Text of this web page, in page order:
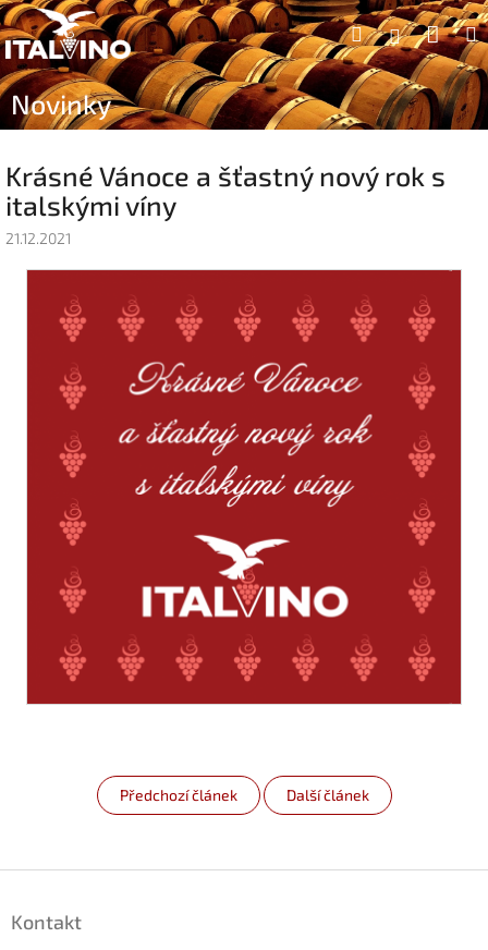
Přejít
na
obsah
Hledat
Novinky
Krásné Vánoce a šťastný nový rok s
italskými víny
21.12.2021
Předchozí článek Další článek
Kontakt